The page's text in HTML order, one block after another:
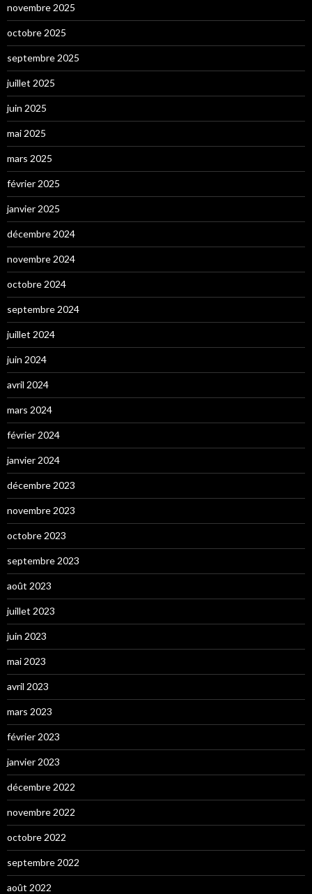
novembre 2025
octobre 2025
septembre 2025
juillet 2025
juin 2025
mai 2025
mars 2025
février 2025
janvier 2025
décembre 2024
novembre 2024
octobre 2024
septembre 2024
juillet 2024
juin 2024
avril 2024
mars 2024
février 2024
janvier 2024
décembre 2023
novembre 2023
octobre 2023
septembre 2023
août 2023
juillet 2023
juin 2023
mai 2023
avril 2023
mars 2023
février 2023
janvier 2023
décembre 2022
novembre 2022
octobre 2022
septembre 2022
août 2022